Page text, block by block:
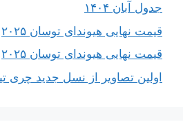
جدول آبان ۱۴۰۴
قیمت نهایی هیوندای توسان ۲۰۲۵
قیمت نهایی هیوندای توسان ۲۰۲۵
اولین تصاویر از نسل جدید چری تیگو 7